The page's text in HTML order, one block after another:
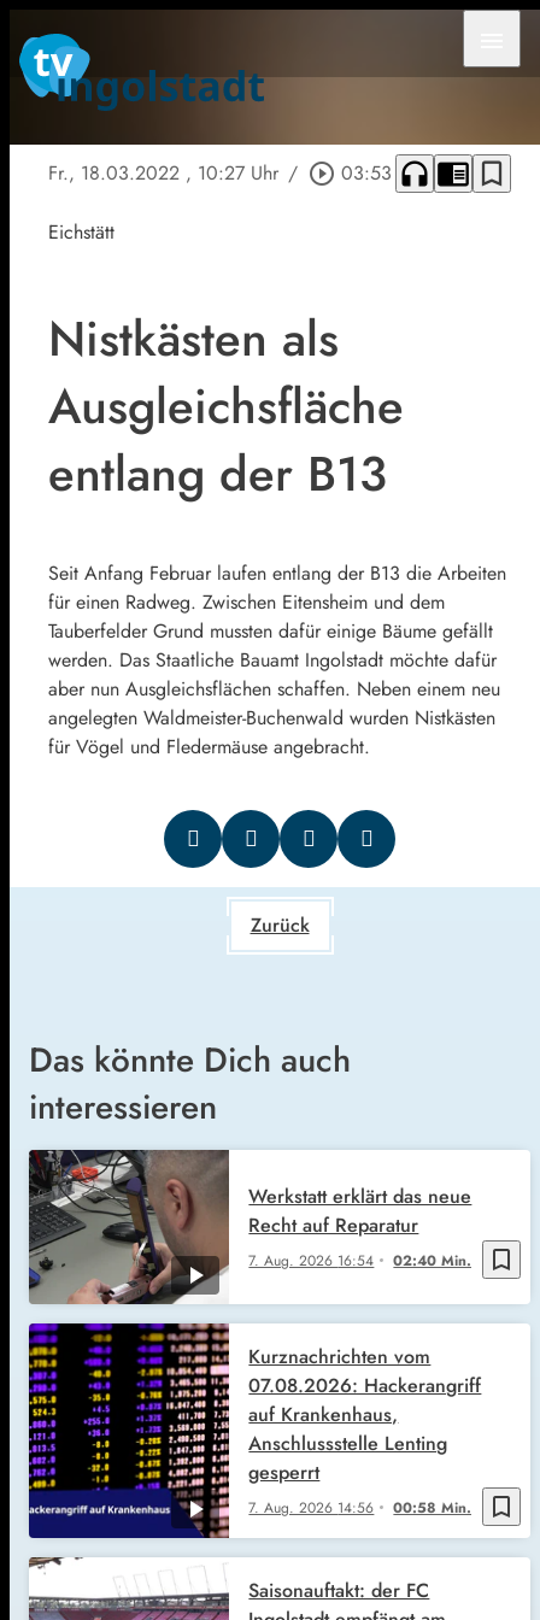
Fr., 18.03.2022 , 10:27 Uhr / play_circle_outline 03:53 headphones chrome_reader_mode bookmark_border
Eichstätt
Nistkästen als
Ausgleichsfläche
entlang der B13
Seit Anfang Februar laufen entlang der B13 die Arbeiten
für einen Radweg. Zwischen Eitensheim und dem
Tauberfelder Grund mussten dafür einige Bäume gefällt
werden. Das Staatliche Bauamt Ingolstadt möchte dafür
aber nun Ausgleichsflächen schaffen. Neben einem neu
angelegten Waldmeister-Buchenwald wurden Nistkästen
für Vögel und Fledermäuse angebracht.
Zurück
Das könnte Dich auch
interessieren
bookmark_border
7. Aug. 2026 16:54 02:40 Min.
Werkstatt erklärt das neue
Recht auf Reparatur
bookmark_border
7. Aug. 2026 14:56 00:58 Min.
Kurznachrichten vom
07.08.2026: Hackerangriff
auf Krankenhaus,
Anschlussstelle Lenting
gesperrt
Saisonauftakt: der FC